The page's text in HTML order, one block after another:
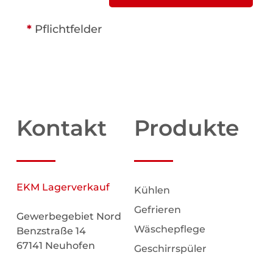
*Pflichtfelder
Kontakt
EKM Lagerverkauf
Gewerbegebiet Nord
Benzstraße 14
67141 Neuhofen
Produkte
Kühlen
Gefrieren
Wäschepflege
Geschirrspüler